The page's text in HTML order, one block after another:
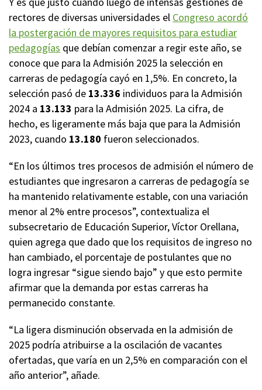
rectores de diversas universidades el Congreso acordó
la postergación de mayores requisitos para estudiar
pedagogías que debían comenzar a regir este año, se
conoce que para la Admisión 2025 la selección en
carreras de pedagogía cayó en 1,5%. En concreto, la
selección pasó de 13.336 individuos para la Admisión
2024 a 13.133 para la Admisión 2025. La cifra, de
hecho, es ligeramente más baja que para la Admisión
2023, cuando 13.180 fueron seleccionados.
“En los últimos tres procesos de admisión el número de
estudiantes que ingresaron a carreras de pedagogía se
ha mantenido relativamente estable, con una variación
menor al 2% entre procesos”, contextualiza el
subsecretario de Educación Superior, Víctor Orellana,
quien agrega que dado que los requisitos de ingreso no
han cambiado, el porcentaje de postulantes que no
logra ingresar “sigue siendo bajo” y que esto permite
afirmar que la demanda por estas carreras ha
permanecido constante.
“La ligera disminución observada en la admisión de
2025 podría atribuirse a la oscilación de vacantes
ofertadas, que varía en un 2,5% en comparación con el
año anterior”, añade.